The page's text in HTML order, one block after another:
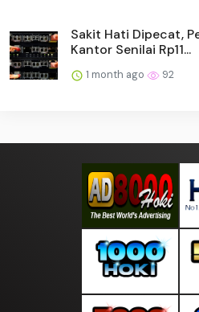
Sakit Hati Dipecat,
Kantor Senilai Rp11...
1 month ago 92